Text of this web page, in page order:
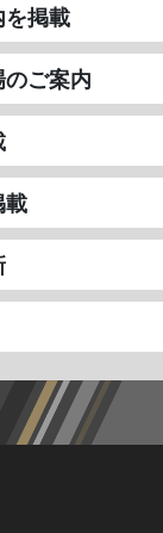
掲載
ご案内
載